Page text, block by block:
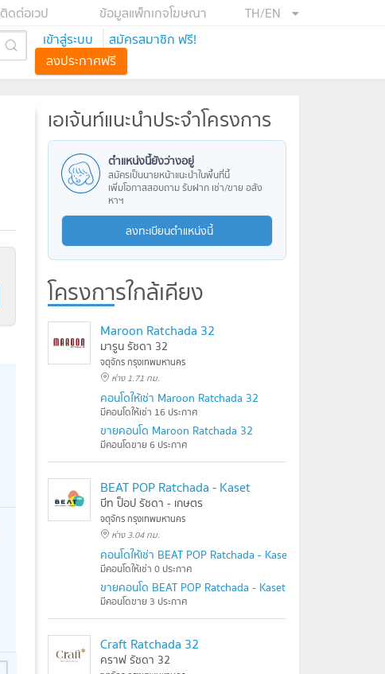
TH/EN
ข้อมูลแพ็กเกจโฆษณา
ติดต่อเวป
เข้าสู่ระบบ
สมัครสมาชิก ฟรี!
ลงประกาศฟรี
เอเจ้นท์แนะนำประจำโครงการ
ตำแหน่งนี้ยังว่างอยู่
สมัครเป็นนายหน้าแนะนำในพื้นที่นี้
เพิ่มโอกาสสอบถาม รับฝาก เช่า/ขาย อสัง
หาฯ
ลงทะเบียนตำแหน่งนี้
โครงการใกล้เคียง
Maroon Ratchada 32
มารูน รัชดา 32
จตุจักร กรุงเทพมหานคร
ห่าง 1.71 กม.
คอนโดให้เช่า Maroon Ratchada 32
มีคอนโดให้เช่า 16 ประกาศ
ขายคอนโด Maroon Ratchada 32
มีคอนโดขาย 6 ประกาศ
BEAT POP Ratchada - Kaset
บีท ป็อป รัชดา - เกษตร
จตุจักร กรุงเทพมหานคร
ห่าง 3.04 กม.
คอนโดให้เช่า BEAT POP Ratchada - Kaset
มีคอนโดให้เช่า 0 ประกาศ
ขายคอนโด BEAT POP Ratchada - Kaset
มีคอนโดขาย 3 ประกาศ
Craft Ratchada 32
คราฟ รัชดา 32